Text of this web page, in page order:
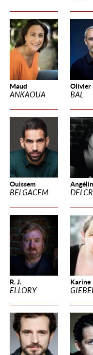
Maud
ANKAOUA
Olivier
BAL
Ouissem
BELGACEM
R. J.
ELLORY
Karine
GIEBEL